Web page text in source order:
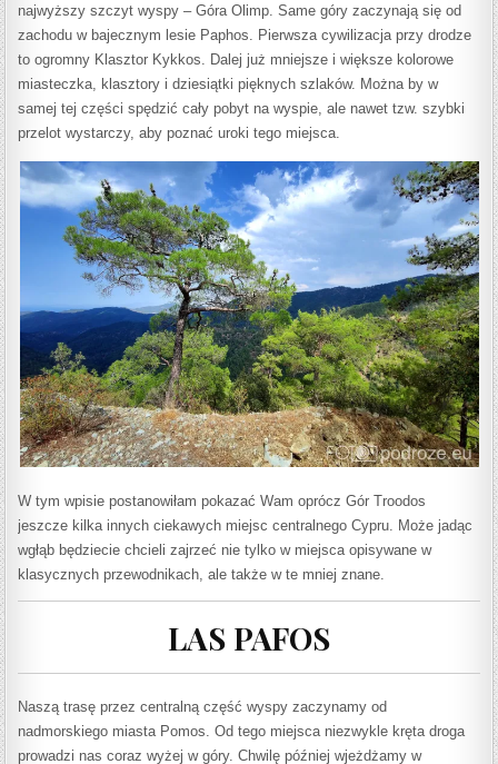
najwyższy szczyt wyspy – Góra Olimp. Same góryzaczynają się od
zachodu w bajecznym lesie Paphos. Pierwsza cywilizacja przy drodze
to ogromny Klasztor Kykkos. Dalej już mniejsze i większe kolorowe
miasteczka, klasztory i dziesiątki pięknych szlaków. Można by w
samej tej części spędzić cały pobyt na wyspie, ale nawet tzw. szybki
przelot wystarczy, aby poznać uroki tego miejsca.
W tym wpisie postanowiłam pokazać Wam oprócz Gór Troodos
jeszcze kilka innych ciekawych miejsc centralnego Cypru. Może jadąc
wgłąb będziecie chcieli zajrzeć nie tylko w miejsca opisywane w
klasycznychprzewodnikach, ale także w te mniej znane.
LAS PAFOS
Naszą trasę przez centralną część wyspy zaczynamy od
nadmorskiego miasta Pomos. Od tego miejsca niezwykle kręta droga
prowadzi nas coraz wyżej w góry. Chwilę później wjeżdżamy w